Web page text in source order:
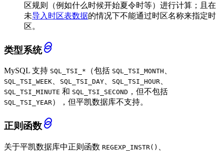
区规则（例如什么时候开始夏令时等）进行计算；且在
未导入时区表数据的情况下不能通过时区名称来指定时
区。
类型系统
MySQL 支持 SQL_TSI_* （包括 SQL_TSI_MONTH
SQL_TSI_WEEK SQL_TSI_DAY SQL_TSI_HOUR
SQL_TSI_MINUTE 和 SQL_TSI_SECOND ，但不包括
SQL_TSI_YEAR），但平凯数据库不支持。
正则函数
关于平凯数据库中正则函数 REGEXP_INSTR()